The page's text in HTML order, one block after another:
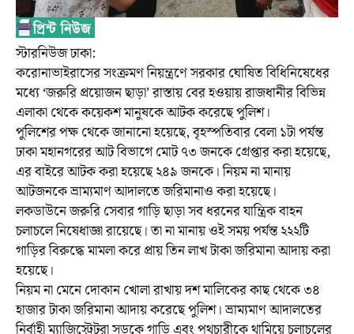
স্টারনিউজ ঢাকা:
করোনাভাইরাসের সংক্রমণ নিয়ন্ত্রণে সরকার ঘোষিত বিধিনিষেধের
মধ্যে ‘জরুরি প্রয়োজন ছাড়া’ রাস্তায় বের হওয়ায় রাজধানীর বিভিন্ন
এলাকা থেকে কয়েকশ মানুষকে আটক করেছে পুলিশ।
পুলিশের পক্ষ থেকে জানানো হয়েছে, বৃহস্পতিবার বেলা ১টা পর্যন্ত
ঢাকা মহানগরের আট বিভাগে মোট ৭৩ জনকে গ্রেপ্তার করা হয়েছে,
এর বাইরে আটক করা হয়েছে ২৪৯ জনকে। নিয়ম না মানায়
আটজনকে ভ্রাম্যমাণ আদালতে জরিমানাও করা হয়েছে।
লকডাউনে জরুরি সেবার গাড়ি ছাড়া সব ধরনের যান্ত্রিক বাহন
চলাচলে নিষেধাজ্ঞা রায়েছে। তা না মানায় ওই সময় পর্যন্ত ২২২টি
গাড়ির বিরুদ্ধে মামলা করে প্রায় তিন লাখ টাকা জরিমানা আদায় করা
হয়েছে।
নিয়ম না মেনে দোকান খোলা রাখায় দশ মালিকের কাছ থেকে ৩৪
হাজার টাকা জরিমানা আদায় করেছে পুলিশ। ভ্রাম্যমাণ আদালতের